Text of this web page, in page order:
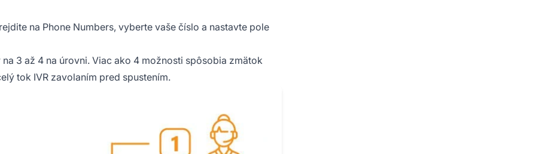
na Phone Numbers, vyberte vaše číslo a nastavte pole
3 až 4 na úrovni. Viac ako 4 možnosti spôsobia zmätok
tok IVR zavolaním pred spustením.